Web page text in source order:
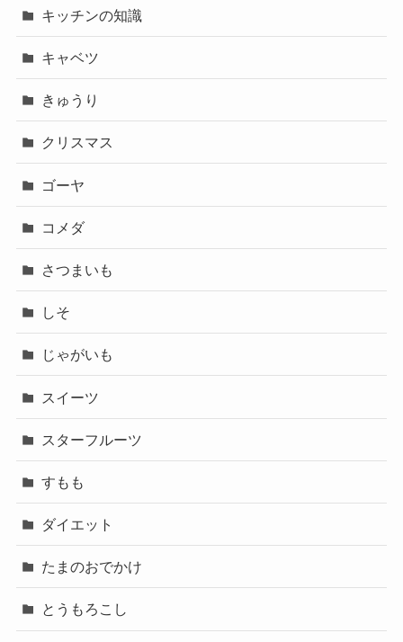
キッチンの知識
キャベツ
きゅうり
クリスマス
ゴーヤ
コメダ
さつまいも
しそ
じゃがいも
スイーツ
スターフルーツ
すもも
ダイエット
たまのおでかけ
とうもろこし